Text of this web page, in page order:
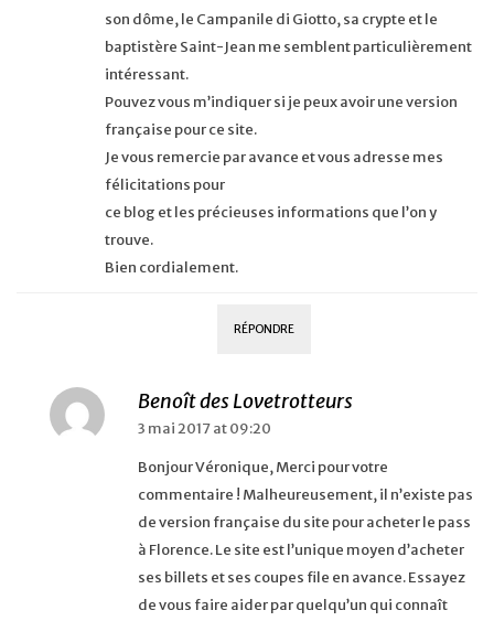
son dôme, le Campanile di Giotto, sa crypte et le
baptistère Saint-Jean me semblent particulièrement
intéressant.
Pouvez vous m’indiquer si je peux avoir une version
française pour ce site.
Je vous remercie par avance et vous adresse mes
félicitations pour
ce blog et les précieuses informations que l’on y
trouve.
Bien cordialement.
RÉPONDRE
Benoît des Lovetrotteurs
3 mai 2017 at 09:20
Bonjour Véronique, Merci pour votre
commentaire ! Malheureusement, il n’existe pas
de version française du site pour acheter le pass
à Florence. Le site est l’unique moyen d’acheter
ses billets et ses coupes file en avance. Essayez
de vous faire aider par quelqu’un qui connaît